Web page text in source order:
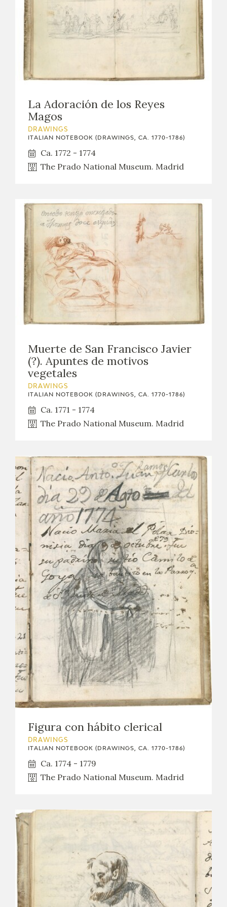
La Adoración de los Reyes
Magos
DRAWINGS
ITALIAN NOTEBOOK (DRAWINGS, CA. 1770-1786)
Ca. 1772 - 1774
The Prado National Museum. Madrid
Muerte de San Francisco Javier
(?). Apuntes de motivos
vegetales
DRAWINGS
ITALIAN NOTEBOOK (DRAWINGS, CA. 1770-1786)
Ca. 1771 - 1774
The Prado National Museum. Madrid
Figura con hábito clerical
DRAWINGS
ITALIAN NOTEBOOK (DRAWINGS, CA. 1770-1786)
Ca. 1774 - 1779
The Prado National Museum. Madrid